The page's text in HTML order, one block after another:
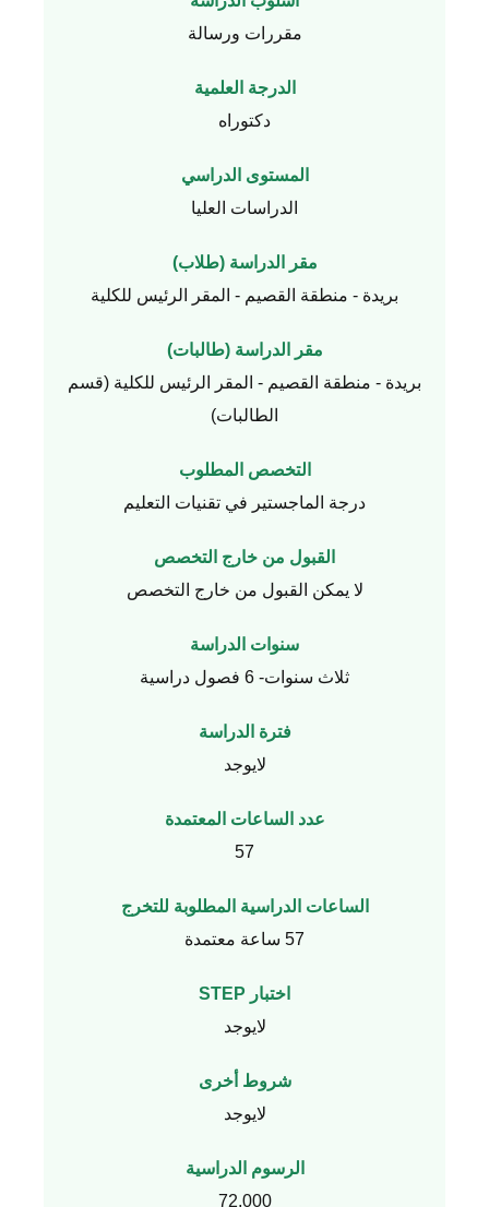
مقررات ورسالة
الدرجة العلمية
دكتوراه
المستوى الدراسي
الدراسات العليا
مقر الدراسة (طلاب)
بريدة - منطقة القصيم - المقر الرئيس للكلية
مقر الدراسة (طالبات)
بريدة - منطقة القصيم - المقر الرئيس للكلية (قسم
الطالبات)
التخصص المطلوب
درجة الماجستير في تقنيات التعليم
القبول من خارج التخصص
لا يمكن القبول من خارج التخصص
سنوات الدراسة
ثلاث سنوات- 6 فصول دراسية
فترة الدراسة
لايوجد
عدد الساعات المعتمدة
57
الساعات الدراسية المطلوبة للتخرج
57 ساعة معتمدة
اختبار STEP
لايوجد
شروط أخرى
لايوجد
الرسوم الدراسية
72,000